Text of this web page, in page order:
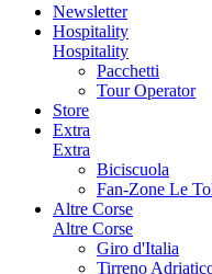
Newsletter
Hospitality
Hospitality
Pacchetti
Tour Operator
Store
Extra
Extra
Biciscuola
Fan-Zone Le
Altre Corse
Altre Corse
Giro d'Italia
Tirreno